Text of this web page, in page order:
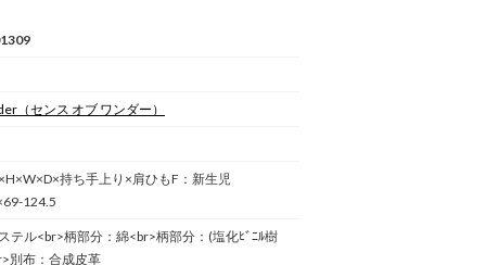
（センス オブ ワンダー）
持ち手上り×肩ひもF：新生児
124.5
テル<br>柄部分：綿<br>柄部分：(塩化ﾋﾞﾆﾙ樹
別布：合成皮革